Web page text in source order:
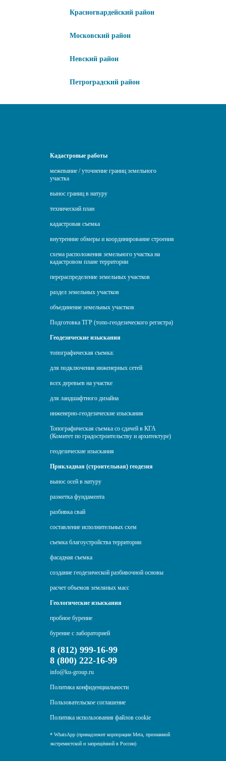
Красногвардейский район
Московский район
Невский район
Петроградский район
Кадастровые работы
межевание / уточнение границ земельного
участка
вынос границ в натуру
технический план
кадастровая съемка
внутренние обмеры и координирование строения
схема расположения земельного участка на
кадастровом плане территории
перераспределение земельных участков
раздел земельных участков
объединение земельных участков
Подготовка ТГР (топо-геодезического регистра)
Геодезические изыскания
топографическая съемка:
для подключения инженерных сетей
всех деревьев на участке
для ландшафтного дизайна
инженерно-геодезические изыскания
Топографическая съемка со сдачей в КГА
(Комитет по градостроительству и архитектуре)
геодезические изыскания
Прикладная (строительная) геодезия
вынос осей в натуру
разметка фундамента
разбивка свай
составление исполнительных схем
съемка благоустройства территории
фасадная съемка
создание геодезической разбивочной основы
расчет объемов земляных масс
Геологические изыскания
пробное бурение
бурение с лабораторией
8 (812) 999-16-99
8 (800) 222-16-99
info@ku-group.ru
Политика конфиденциальности
Пользовательское соглашение
Политика использования файлов cookie
* WhatsApp (принадлежит корпорации Meta, признанной
экстремистской и запрещённой в России)